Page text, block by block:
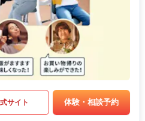
サイト 体験・相談予約